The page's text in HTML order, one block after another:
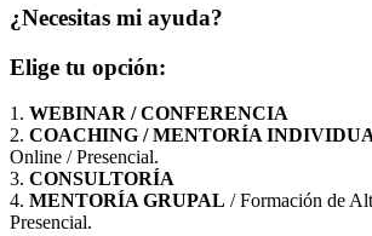
¿Necesitas mi ayuda?
Elige tu opción:
1. WEBINAR / CONFERENCIA
2. COACHING / MENTORÍA
Online / Presencial.
3. CONSULTORÍA
4. MENTORÍA GRUPAL / Formación de
Presencial.